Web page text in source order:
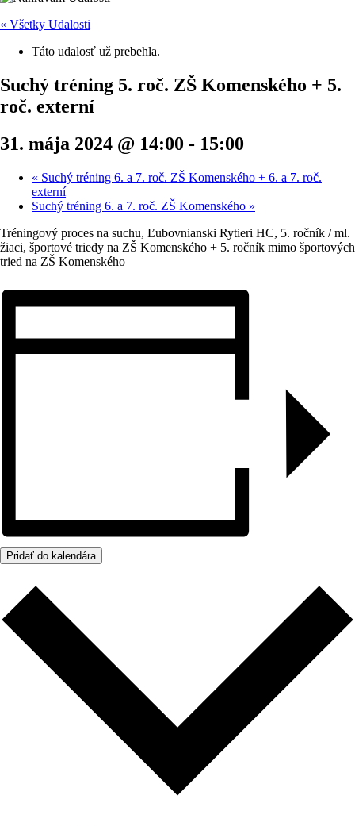
« Všetky Udalosti
Táto udalosť už prebehla.
Suchý tréning 5. roč. ZŠ Komenského + 5.
roč. externí
31. mája 2024 @ 14:00 - 15:00
« Suchý tréning 6. a 7. roč. ZŠ Komenského + 6. a 7. roč.
externí
Suchý tréning 6. a 7. roč. ZŠ Komenského »
Tréningový proces na suchu, Ľubovnianski Rytieri HC, 5. ročník / ml.
žiaci, športové triedy na ZŠ Komenského + 5. ročník mimo športových
tried na ZŠ Komenského
Pridať do kalendára